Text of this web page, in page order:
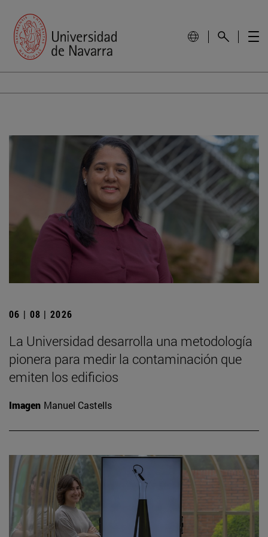
06 | 08 | 2026
La Universidad desarrolla una metodología
pionera para medir la contaminación que
emiten los edificios
Imagen Manuel Castells